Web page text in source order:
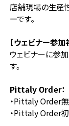
店舗現場の生産
ーです。
【ウェビナー参加
ウェビナーに参
す。
Pittaly Order：
・Pittaly Order
・Pittaly Order